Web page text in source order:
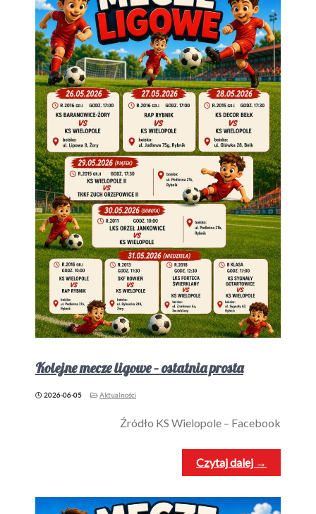
Kolejne mecze ligowe – ostatnia prosta
2026-06-05 Aktualności
Źródło KS Wielopole – Facebook
Czytaj dalej →